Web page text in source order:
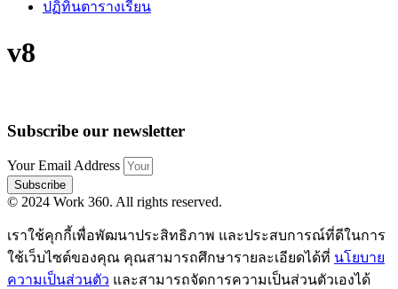
ปฏิทินตารางเรียน
v8
Subscribe our newsletter
Your Email Address
Subscribe
© 2024 Work 360. All rights reserved.
เราใช้คุกกี้เพื่อพัฒนาประสิทธิภาพ และประสบการณ์ที่ดีในการ
ใช้เว็บไซต์ของคุณ คุณสามารถศึกษารายละเอียดได้ที่ นโยบาย
ความเป็นส่วนตัว และสามารถจัดการความเป็นส่วนตัวเองได้